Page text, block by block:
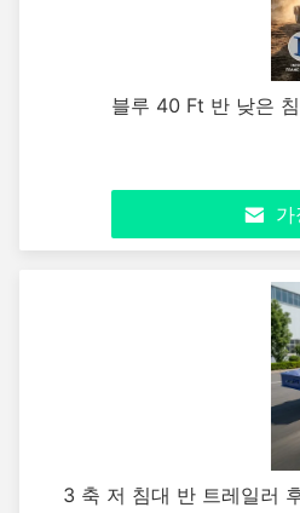
블루 40 Ft 반 낮은
가
3 축 저 침대 반 트레일러